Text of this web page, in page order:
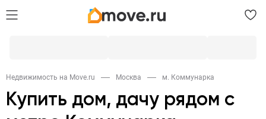
Недвижимость на Move.ru Москва м. Коммунарка
Купить дом, дачу рядом с